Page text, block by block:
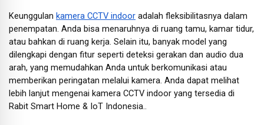
Keunggulan kamera CCTV indoor adalah fleksibilitasnya dalam
penempatan. Anda bisa menaruhnya di ruang tamu, kamar tidur,
atau bahkan di ruang kerja. Selain itu, banyak model yang
dilengkapi dengan fitur seperti deteksi gerakan dan audio dua
arah, yang memudahkan Anda untuk berkomunikasi atau
memberikan peringatan melalui kamera. Anda dapat melihat
lebih lanjut mengenai kamera CCTV indoor yang tersedia di
Rabit Smart Home & IoT Indonesia..